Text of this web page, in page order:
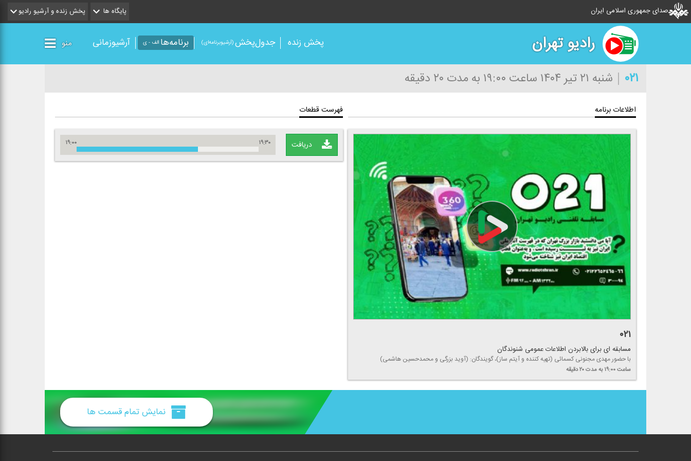
صدای جمهوری اسلامی ایران پایگاه ها پخش زنده و آرشیو رادیو
رادیو تهران پخش زنده جدول‌پخش(آرشیو‌برنامه‌ای) برنامه‌ها الف - ی آرشیوزمانی منو
۰۲۱ شنبه ۲۱ تیر ۱۴۰۴ ساعت ۱۹:۰۰ به مدت ۲۰ دقیقه
اطلاعات برنامه
۰۲۱
مسابقه ای برای بالابردن اطلاعات عمومی شنوندگان
با حضور مهدی مجنونی كسمائی (تهیه كننده و آیتم ساز)، گویندگان: (آوید بزرگی و محمدحسین هاشمی)
ساعت ۱۹:۰۰ به مدت ۲۰ دقیقه
فهرست قطعات
دریافت ۱۹:۰۰ ۱۹:۳۰
نمایش تمام قسمت ها